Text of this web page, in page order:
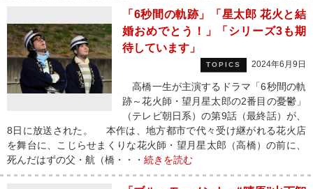
「6秒間の軌跡」「星太郎 花火と結
婚おめでとう！」「シリーズ3も期
待しています」
TOPICS 2024年6月9日
高橋一生が主演するドラマ「6秒間の軌
跡～花火師・望月星太郎の2番目の憂鬱」
（テレビ朝日系）の第9話（最終話）が、
8日に放送された。 本作は、地方都市で代々受け継がれる花火店
を舞台に、こじらせまくりな花火師・望月星太郎（高橋）の前に、
死んだはずの父・航（橋・・・ 続きを読む